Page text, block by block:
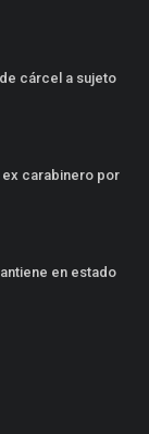
cárcel a sujeto
carabinero por
en estado